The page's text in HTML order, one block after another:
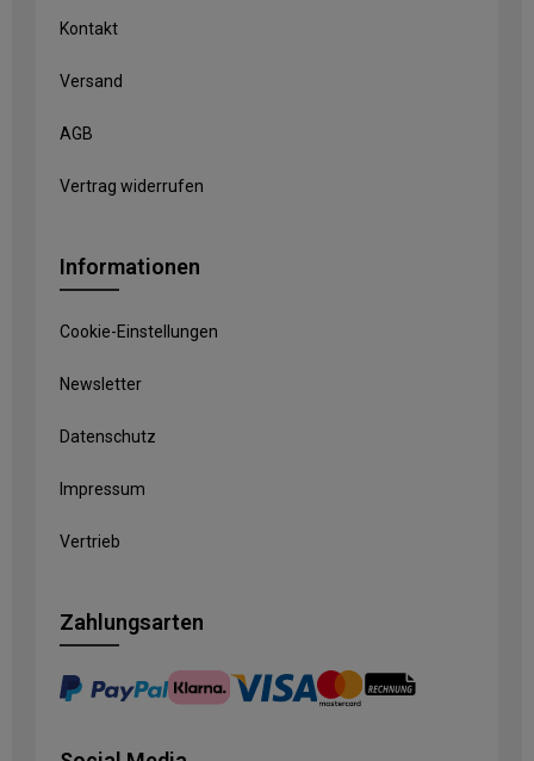
Kontakt
Versand
AGB
Vertrag widerrufen
Informationen
Cookie-Einstellungen
Newsletter
Datenschutz
Impressum
Vertrieb
Zahlungsarten